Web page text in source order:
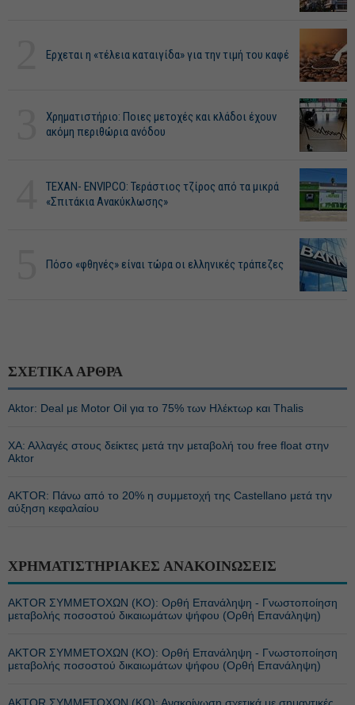
Ερχεται η «τέλεια καταιγίδα» για την τιμή του καφέ
Χρηματιστήριο: Ποιες μετοχές και κλάδοι έχουν
ακόμη περιθώρια ανόδου
ΤΕΧΑΝ- ENVIPCO: Τεράστιος τζίρος από τα μικρά
«Σπιτάκια Ανακύκλωσης»
Πόσο «φθηνές» είναι τώρα οι ελληνικές τράπεζες
ΣΧΕΤΙΚΑ ΑΡΘΡΑ
Aktor: Deal με Motor Oil για το 75% των Ηλέκτωρ και Thalis
ΧΑ: Αλλαγές στους δείκτες μετά την μεταβολή του free float στην
Aktor
AKTOR: Πάνω από το 20% η συμμετοχή της Castellano μετά την
αύξηση κεφαλαίου
ΧΡΗΜΑΤΙΣΤΗΡΙΑΚΕΣ ΑΝΑΚΟΙΝΩΣΕΙΣ
ΑΚTOR ΣΥΜΜΕΤΟΧΩΝ (ΚΟ): Ορθή Επανάληψη - Γνωστοποίηση
μεταβολής ποσοστού δικαιωμάτων ψήφου (Ορθή Επανάληψη)
ΑΚTOR ΣΥΜΜΕΤΟΧΩΝ (ΚΟ): Ορθή Επανάληψη - Γνωστοποίηση
μεταβολής ποσοστού δικαιωμάτων ψήφου (Ορθή Επανάληψη)